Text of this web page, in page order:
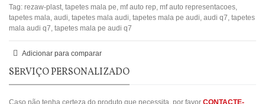
Tag: rezaw-plast, tapetes mala pe, mf auto rep, mf auto representacoes,
tapetes mala, audi, tapetes mala audi, tapetes mala pe audi, audi q7, tapetes
mala audi q7, tapetes mala pe audi q7
Adicionar para comparar
SERVIÇO PERSONALIZADO